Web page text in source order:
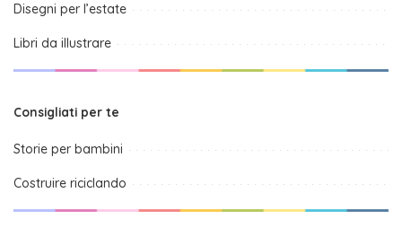
Disegni per l’estate
Libri da illustrare
Consigliati per te
Storie per bambini
Costruire riciclando